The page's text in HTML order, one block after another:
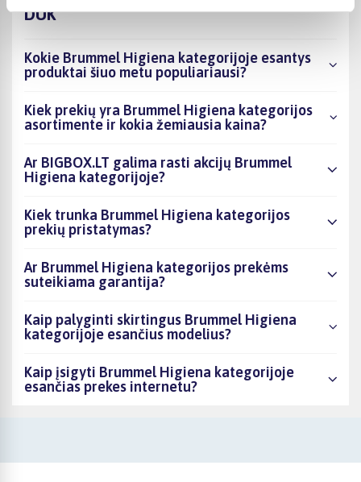
DUK
Kokie Brummel Higiena kategorijoje esantys
produktai šiuo metu populiariausi?
Kiek prekių yra Brummel Higiena kategorijos
asortimente ir kokia žemiausia kaina?
Ar BIGBOX.LT galima rasti akcijų Brummel
Higiena kategorijoje?
Kiek trunka Brummel Higiena kategorijos
prekių pristatymas?
Ar Brummel Higiena kategorijos prekėms
suteikiama garantija?
Kaip palyginti skirtingus Brummel Higiena
kategorijoje esančius modelius?
Kaip įsigyti Brummel Higiena kategorijoje
esančias prekes internetu?